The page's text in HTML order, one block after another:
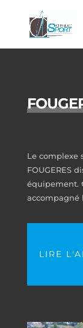
Le complexe
FOUGERES
équipement.
accompagné
LIRE